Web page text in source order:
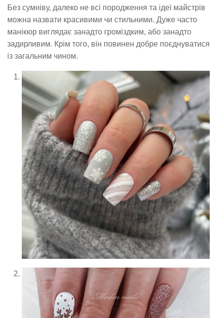
Без сумніву, далеко не всі породження та ідеї майстрів
можна назвати красивими чи стильними. Дуже часто
манікюр виглядає занадто громіздким, або занадто
задирливим. Крім того, він повинен добре поєднуватися
із загальним чином.